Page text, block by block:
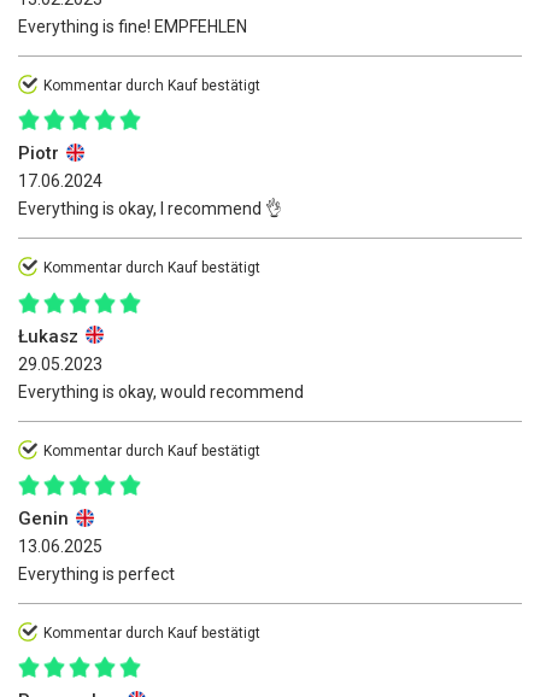
Everything is fine! EMPFEHLEN
Kommentar durch Kauf bestätigt
Piotr
17.06.2024
Everything is okay, I recommend 👌
Kommentar durch Kauf bestätigt
Łukasz
29.05.2023
Everything is okay, would recommend
Kommentar durch Kauf bestätigt
Genin
13.06.2025
Everything is perfect
Kommentar durch Kauf bestätigt